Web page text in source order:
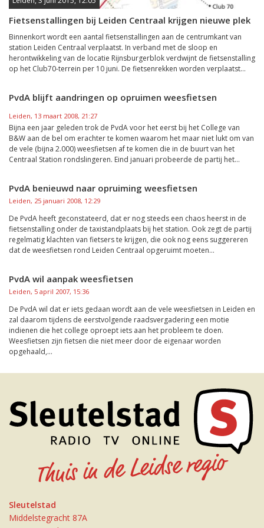
Fietsenstallingen bij Leiden Centraal krijgen nieuwe plek
Binnenkort wordt een aantal fietsenstallingen aan de centrumkant van
station Leiden Centraal verplaatst. In verband met de sloop en
herontwikkeling van de locatie Rijnsburgerblok verdwijnt de fietsenstalling
op het Club70-terrein per 10 juni. De fietsenrekken worden verplaatst...
PvdA blijft aandringen op opruimen weesfietsen
Leiden, 13 maart 2008, 21:27
Bijna een jaar geleden trok de PvdA voor het eerst bij het College van
B&W aan de bel om erachter te komen waarom het maar niet lukt om van
de vele (bijna 2.000) weesfietsen af te komen die in de buurt van het
Centraal Station rondslingeren. Eind januari probeerde de partij het...
PvdA benieuwd naar opruiming weesfietsen
Leiden, 25 januari 2008, 12:29
De PvdA heeft geconstateerd, dat er nog steeds een chaos heerst in de
fietsenstalling onder de taxistandplaats bij het station. Ook zegt de partij
regelmatig klachten van fietsers te krijgen, die ook nog eens suggereren
dat de weesfietsen rond Leiden Centraal opgeruimt moeten...
PvdA wil aanpak weesfietsen
Leiden, 5 april 2007, 15:36
De PvdA wil dat er iets gedaan wordt aan de vele weesfietsen in Leiden en
zal daarom tijdens de eerstvolgende raadsvergadering een motie
indienen die het college oproept iets aan het probleem te doen.
Weesfietsen zijn fietsen die niet meer door de eigenaar worden
opgehaald,...
Sleutelstad
Middelstegracht 87A